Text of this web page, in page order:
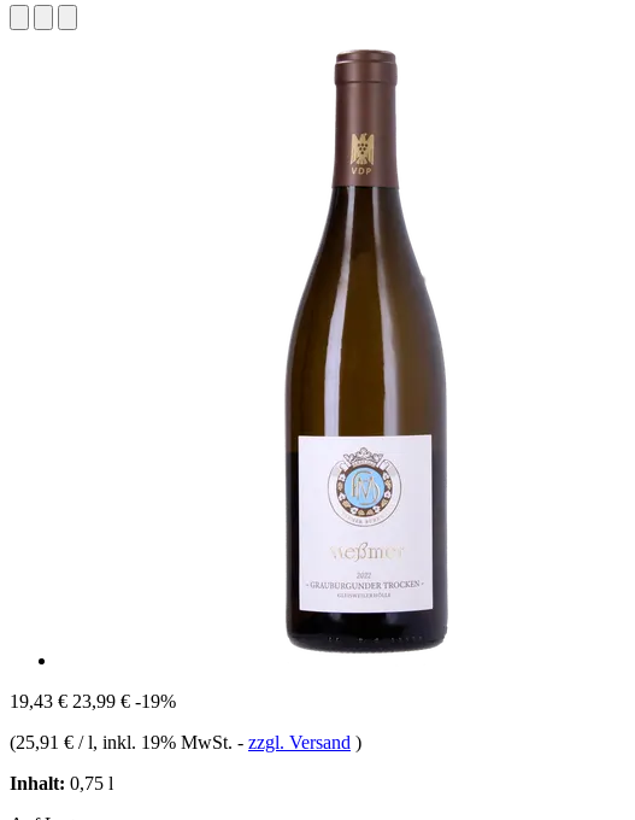
19,43 € 23,99 € -19%
(25,91 € / l, inkl. 19% MwSt. - zzgl. Versand )
Inhalt: 0,75 l